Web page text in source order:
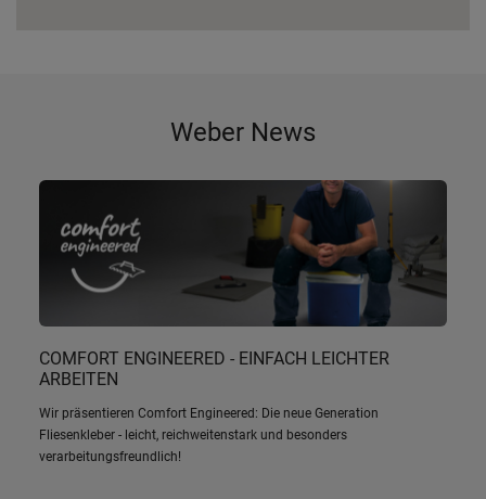
Weber News
COMFORT ENGINEERED - EINFACH LEICHTER
ARBEITEN
Wir präsentieren Comfort Engineered: Die neue Generation
Fliesenkleber - leicht, reichweitenstark und besonders
verarbeitungsfreundlich!